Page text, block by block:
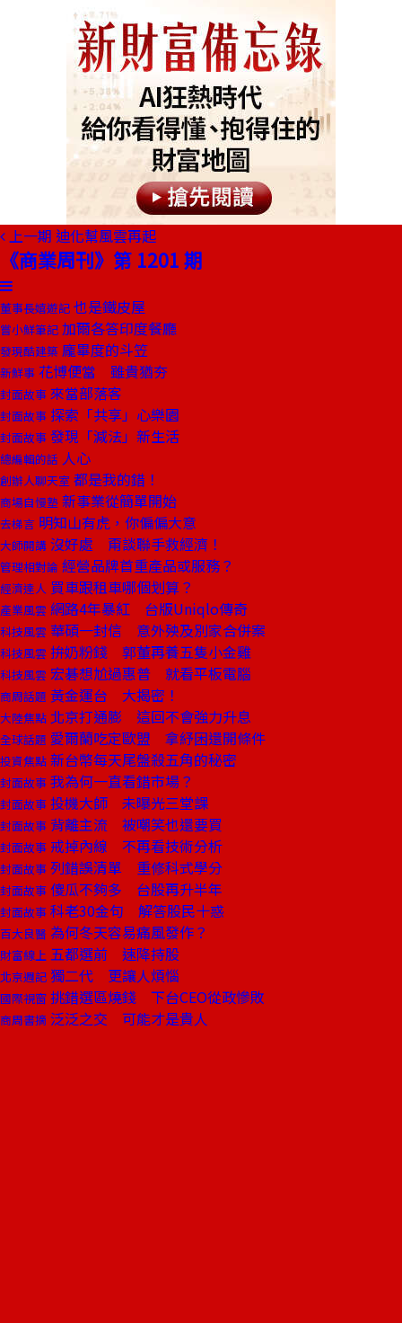
上一期 迪化幫風雲再起
《商業周刊》第 1201 期
董事長嬉遊記 也是鐵皮屋
嘗小鮮筆記 加爾各答印度餐廳
發現酷建築 龐畢度的斗笠
新鮮事 花博便當 雖貴猶夯
封面故事 來當部落客
封面故事 探索「共享」心樂園
封面故事 發現「減法」新生活
總編輯的話 人心
創辦人聊天室 都是我的錯！
商場自慢塾 新事業從簡單開始
去梯言 明知山有虎，你偏偏大意
大師開講 沒好處 甭談聯手救經濟！
管理相對論 經營品牌首重產品或服務？
經濟達人 買車跟租車哪個划算？
產業風雲 網路4年暴紅 台版Uniqlo傳奇
科技風雲 華碩一封信 意外殃及別家合併案
科技風雲 拚奶粉錢 郭董再養五隻小金雞
科技風雲 宏碁想尬過惠普 就看平板電腦
商周話題 黃金運台 大揭密！
大陸焦點 北京打通膨 這回不會強力升息
全球話題 愛爾蘭吃定歐盟 拿紓困還開條件
投資焦點 新台幣每天尾盤殺五角的秘密
封面故事 我為何一直看錯市場？
封面故事 投機大師 未曝光三堂課
封面故事 背離主流 被嘲笑也還要買
封面故事 戒掉內線 不再看技術分析
封面故事 列錯誤清單 重修科式學分
封面故事 傻瓜不夠多 台股再升半年
封面故事 科老30金句 解答股民十惑
百大良醫 為何冬天容易痛風發作？
財富線上 五都選前 速降持股
北京週記 獨二代 更讓人煩惱
國際視窗 挑錯選區燒錢 下台CEO從政慘敗
商周書摘 泛泛之交 可能才是貴人